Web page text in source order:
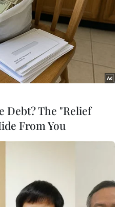
5 giảm xuống mức thấp
làm gia tăng lo ngại
thụ năng lượng.
cũng đã hạ dự báo
năm 2027 xuống 80
được cải thiện và nhu
hàng này cho rằng
cao hơn trung bình
thấp và do lo ngại về
báo
lo
Debt? The "Relief
From You